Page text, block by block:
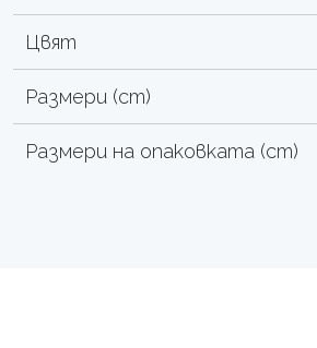
Цвят
Размери (cm)
Размери на опаковката (cm)